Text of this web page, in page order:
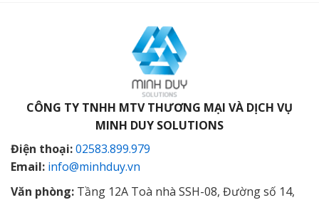
CÔNG TY TNHH MTV THƯƠNG MẠI VÀ DỊCH VỤ
MINH DUY SOLUTIONS
Điện thoại:02583.899.979
Email: info@minhduy.vn
Văn phòng: Tầng 12A Toà nhà SSH-08, Đường số 14,